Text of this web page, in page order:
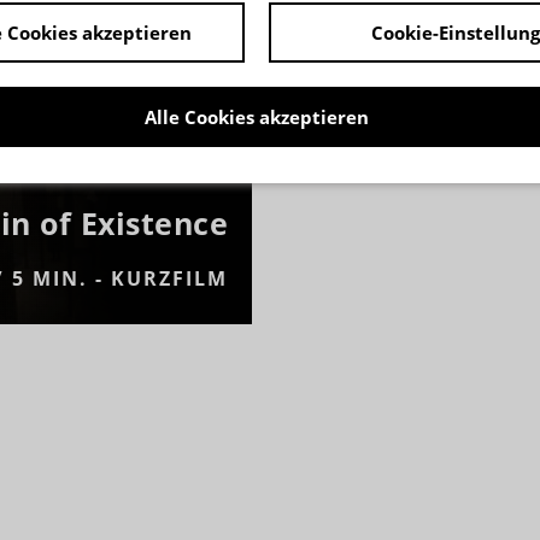
of Existence
5 MIN. - KURZFILM
Cookies akzeptieren Cookie-
Alle Cookies akzeptieren